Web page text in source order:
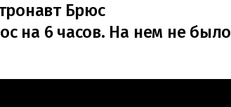
Брюс
на 6 часов. На нем не было